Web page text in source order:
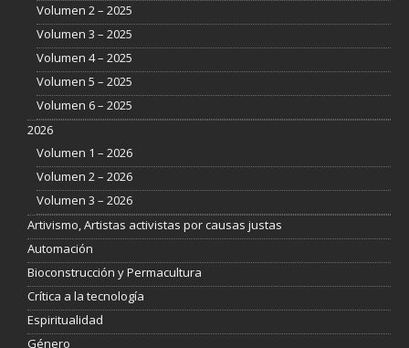
Volumen 2 – 2025
Volumen 3 – 2025
Volumen 4 – 2025
Volumen 5 – 2025
Volumen 6 – 2025
2026
Volumen 1 – 2026
Volumen 2 – 2026
Volumen 3 – 2026
Artivismo, Artistas activistas por causas justas
Automación
Bioconstrucción y Permacultura
Crítica a la tecnología
Espiritualidad
Género